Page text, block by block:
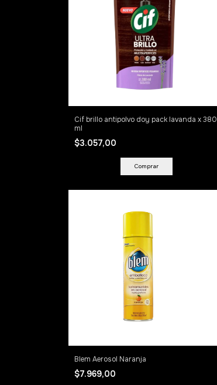
Cif brillo antipolvo doy pack lavanda x 380
ml
$3.057,00
Blem Aerosol Naranja
$7.969,00